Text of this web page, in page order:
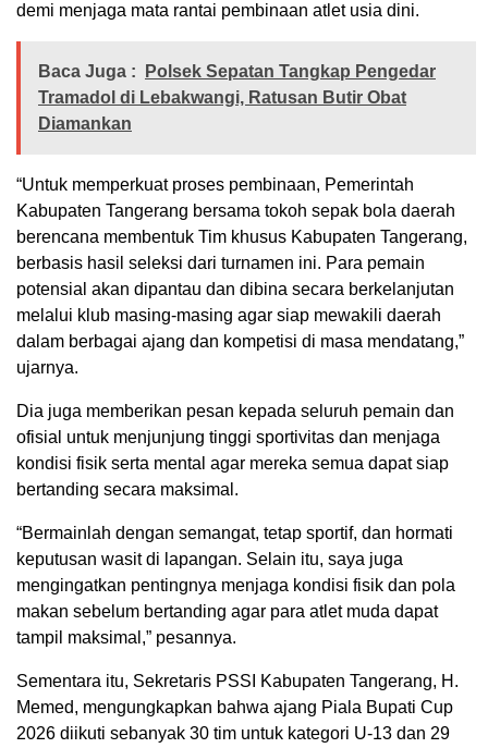
demi menjaga mata rantai pembinaan atlet usia dini.
Baca Juga :
Polsek Sepatan Tangkap Pengedar
Tramadol di Lebakwangi, Ratusan Butir Obat
Diamankan
“Untuk memperkuat proses pembinaan, Pemerintah
Kabupaten Tangerang bersama tokoh sepak bola daerah
berencana membentuk Tim khusus Kabupaten Tangerang,
berbasis hasil seleksi dari turnamen ini. Para pemain
potensial akan dipantau dan dibina secara berkelanjutan
melalui klub masing-masing agar siap mewakili daerah
dalam berbagai ajang dan kompetisi di masa mendatang,”
ujarnya.
Dia juga memberikan pesan kepada seluruh pemain dan
ofisial untuk menjunjung tinggi sportivitas dan menjaga
kondisi fisik serta mental agar mereka semua dapat siap
bertanding secara maksimal.
“Bermainlah dengan semangat, tetap sportif, dan hormati
keputusan wasit di lapangan. Selain itu, saya juga
mengingatkan pentingnya menjaga kondisi fisik dan pola
makan sebelum bertanding agar para atlet muda dapat
tampil maksimal,” pesannya.
Sementara itu, Sekretaris PSSI Kabupaten Tangerang, H.
Memed, mengungkapkan bahwa ajang Piala Bupati Cup
2026 diikuti sebanyak 30 tim untuk kategori U-13 dan 29